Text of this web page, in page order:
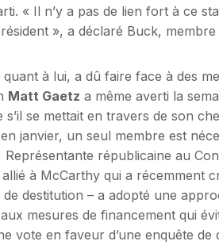
« Il n’y a pas de lien fort à ce
», a déclaré Buck,
à lui, a dû faire face à des
Matt Gaetz a même averti la
s’il se mettait en travers de son
janvier, un seul membre est
Représentante républicaine au
à McCarthy qui a récemment
de destitution – a adopté une
aux mesures de financement qui
vote en faveur d’une enquête